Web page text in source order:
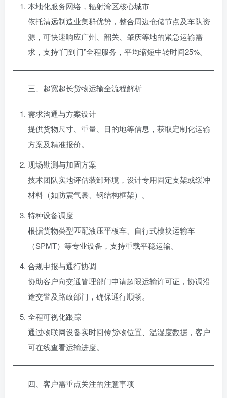
本地化服务网络，辐射湾区核心城市
依托清远制造业集群优势，整合周边仓储节点及车队资
源，可快速响应广州、韶关、肇庆等地的紧急运输需
求，支持“门到门”全程服务，平均缩短中转时间25%。
三、超宽超长货物运输全流程解析
需求沟通与方案设计
提供货物尺寸、重量、目的地等信息，获取定制化运输
方案及精准报价。
现场勘测与加固方案
技术团队实地评估装卸环境，设计专用固定支架或缓冲
材料（如防震气囊、钢结构框架）。
特种设备调度
根据货物类型匹配液压平板车、自行式模块运输车
（SPMT）等专业设备，支持重载平稳运输。
合规申报与通行协调
协助客户向交通管理部门申请超限运输许可证，协调沿
途交警及路政部门，确保通行顺畅。
全程可视化跟踪
通过物联网设备实时回传货物位置、温湿度数据，客户
可在线查看运输进度。
四、客户需重点关注的注意事项